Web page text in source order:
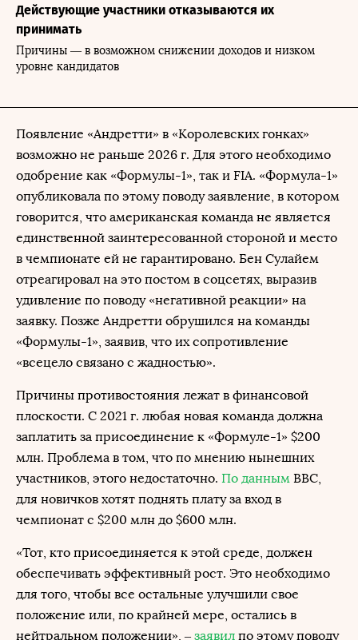
Действующие участники отказываются их
принимать
Причины — в возможном снижении доходов и низком
уровне кандидатов
Появление «Андретти» в «Королевских гонках»
возможно не раньше 2026 г. Для этого необходимо
одобрение как «Формулы-1», так и FIA. «Формула-1»
опубликовала по этому поводу заявление, в котором
говорится, что американская команда не является
единственной заинтересованной стороной и место
в чемпионате ей не гарантировано. Бен Сулайем
отреагировал на это постом в соцсетях, выразив
удивление по поводу «негативной реакции» на
заявку. Позже Андретти обрушился на команды
«Формулы-1», заявив, что их сопротивление
«всецело связано с жадностью».
Причины противостояния лежат в финансовой
плоскости. С 2021 г. любая новая команда должна
заплатить за присоединение к «Формуле-1» $200
млн. Проблема в том, что по мнению нынешних
участников, этого недостаточно. По данным BBC,
для новичков хотят поднять плату за вход в
чемпионат с $200 млн до $600 млн.
«Тот, кто присоединяется к этой среде, должен
обеспечивать эффективный рост. Это необходимо
для того, чтобы все остальные улучшили свое
положение или, по крайней мере, остались в
нейтральном положении», – заявил по этому поводу